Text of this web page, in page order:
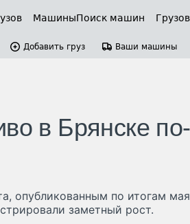
МашиныПоиск машин
Добавить груз Ваши машины
в Брянске
опубликованным по итогам
заметный рост.